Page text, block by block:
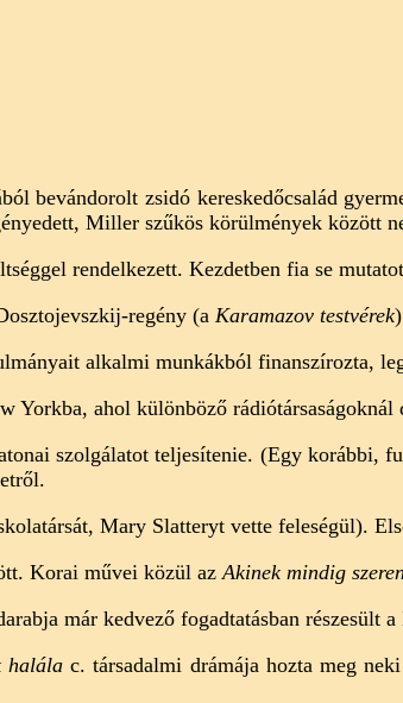
bevándorolt zsidó kereskedőcsalád
Miller szűkös körülmények között
rendelkezett. Kezdetben fia se
regény (a Karamazov testvérek
alkalmi munkákból finanszírozta,
Yorkba, ahol különböző rádiótársaságoknál
szolgálatot teljesítenie. (Egy korábbi,
Mary Slatteryt vette feleségül).
Korai művei közül az Akinek mindig
már kedvező fogadtatásban részesült
halálac. társadalmi drámája hozta meg